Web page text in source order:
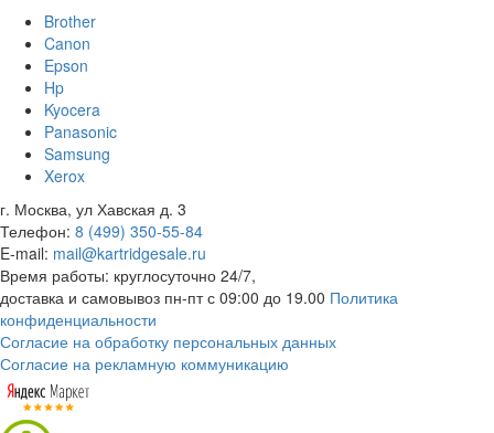
Brother
Canon
Epson
Hp
Kyocera
Panasonic
Samsung
Xerox
г. Москва, ул Хавская д. 3
Телефон: 8 (499) 350-55-84
E-mail: mail@kartridgesale.ru
Время работы: круглосуточно 24/7,
доставка и самовывоз пн-пт с 09:00 до 19.00 Политика
конфиденциальности
Согласие на обработку персональных данных
Согласие на рекламную коммуникацию